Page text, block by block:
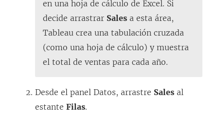
en una hoja de cálculo de Excel. Si
decide arrastrar Sales a esta área,
Tableau crea una tabulación cruzada
(como una hoja de cálculo) y muestra
el total de ventas para cada año.
Desde el panel Datos, arrastre Sales al
estante Filas.